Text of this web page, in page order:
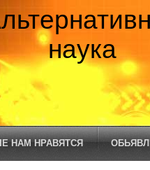
наука
НАМ НРАВЯТСЯ